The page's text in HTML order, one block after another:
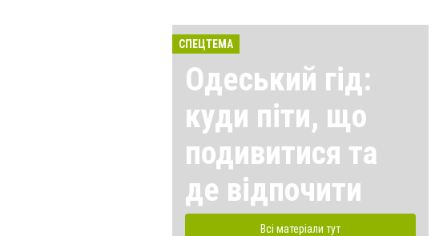
СПЕЦТЕМА
Одеський гід:
куди піти, що
подивитися та
де відпочити
Всі матеріали тут